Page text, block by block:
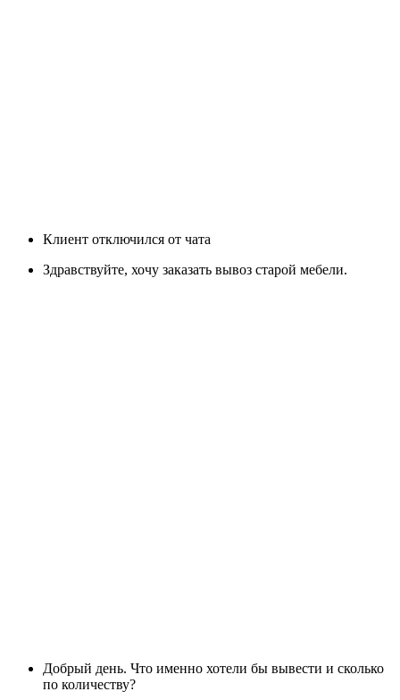
Клиент отключился от чата
Здравствуйте, хочу заказать вывоз старой мебели.
Добрый день. Что именно хотели бы вывести и сколько
по количеству?